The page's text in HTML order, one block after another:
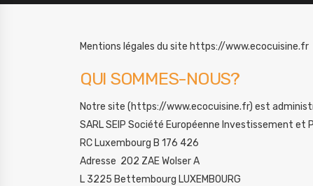
Mentions légales du site https://www.ecocuisine.fr
QUI SOMMES-NOUS?
Notre site (https://www.ecocuisine.fr) est
SARL SEIP Société Européenne Investissement et
RC Luxembourg B 176 426
Adresse 202 ZAE Wolser A
L 3225 Bettembourg LUXEMBOURG